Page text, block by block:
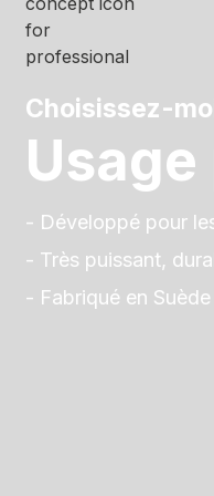
Choisissez-
- Développé pour
- Très puissant,
- Fabriqué en Suède